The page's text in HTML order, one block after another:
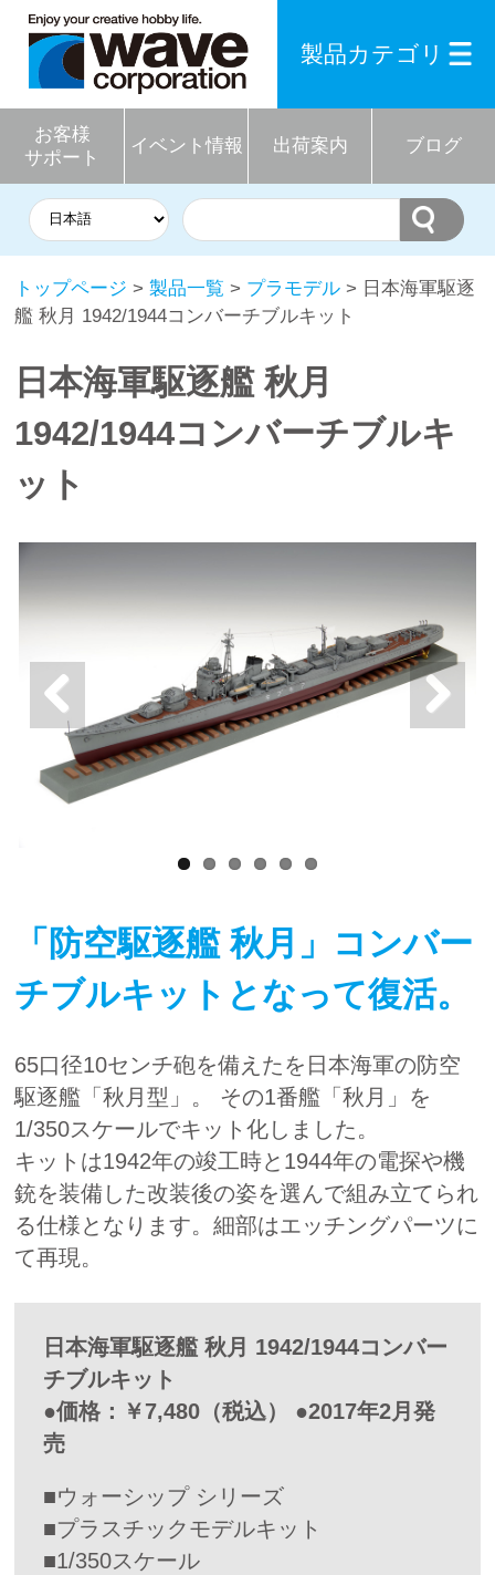
お客様
サポート
イベント情報 出荷案内 ブログ
製品カテゴリ
トップページ > 製品一覧 > プラモデル > 日本海軍駆逐
艦 秋月 1942/1944コンバーチブルキット
日本海軍駆逐艦 秋月
1942/1944コンバーチブルキ
ット
「防空駆逐艦 秋月」コンバー
チブルキットとなって復活。
65口径10センチ砲を備えたを日本海軍の防空
駆逐艦「秋月型」。 その1番艦「秋月」を
1/350スケールでキット化しました。
キットは1942年の竣工時と1944年の電探や機
銃を装備した改装後の姿を選んで組み立てられ
る仕様となります。細部はエッチングパーツに
て再現。
日本海軍駆逐艦 秋月 1942/1944コンバー
チブルキット
●価格：￥7,480（税込） ●2017年2月発
売
■ウォーシップ シリーズ
■プラスチックモデルキット
■1/350スケール